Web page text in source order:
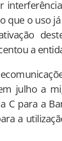
que o uso
a
julho a
C para a
a